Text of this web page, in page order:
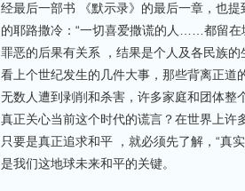
经最后一部书 《默示录》的最后一章，也
的耶路撒冷：“一切喜爱撒谎的人……都留在
罪恶的后果有关系 ，结果是个人及各民族
看上个世纪发生的几件大事，那些背离正道
无数人遭到剥削和杀害，许多家庭和团体整
真正关心当前这个时代的谎言？在世界上许
只要是真正追求和平 ，就必须先了解，“真
是我们这地球未来和平的关键。